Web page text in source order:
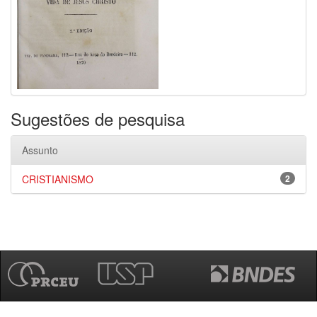
Sugestões de pesquisa
Assunto
2
CRISTIANISMO